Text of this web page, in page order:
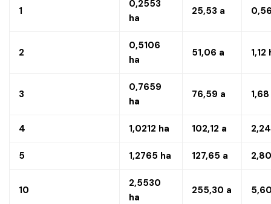
1
0,2553
ha
25,53 a
2
0,5106
ha
51,06 a 1,12
3
0,7659
ha
76,59 a
4 1,0212 ha 102,12 a
5 1,2765 ha 127,65 a
10
2,5530
ha
255,30 a